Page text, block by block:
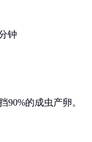
钟
90%的成虫产卵。